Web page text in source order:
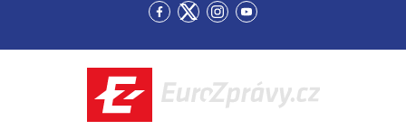
Přejít
Facebook
Přejít
Twitter
Přejít
Instagram
Přejít
YouTube
EuroZprávy.cz